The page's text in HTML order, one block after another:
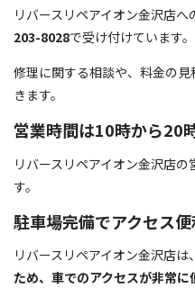
リバースリペアイオン金沢店へ
203-8028で受け付けています。
修理に関する相談や、料金の
きます。
営業時間は10時から20
リバースリペアイオン金沢店の
す。
駐車場完備でアクセス便
リバースリペアイオン金沢店は、
ため、車でのアクセスが非常に